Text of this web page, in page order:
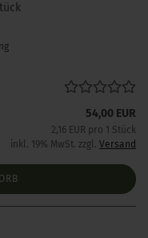
54,00 EUR
2,16 EUR pro 1 Stück
inkl. 19% MwSt. zzgl. Versand